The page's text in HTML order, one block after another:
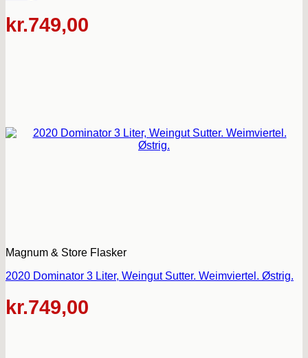
kr.749,00
Magnum & Store Flasker
2020 Dominator 3 Liter, Weingut Sutter. Weimviertel. Østrig.
kr.749,00